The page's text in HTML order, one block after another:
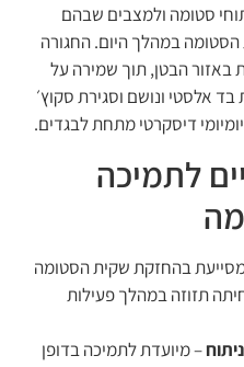
סטומה ולמצבים שבהם
במהלך היום. החגורה
באזור הבטן, תוך שמירה על
אלסטי ונושם וסגירת סקוץ׳
דיסקרטי מתחת לבגדים.
לתמיכה
בהחזקת שקית הסטומה
תזוזה במהלך פעילות
– מיועדת לתמיכה בדופן